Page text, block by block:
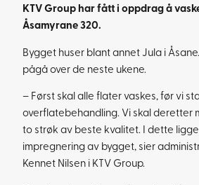
KTV Group har fått i oppdrag å
Åsamyrane 320.
Bygget huser blant annet Jula i
pågå over de neste ukene.
– Først skal alle flater vaskes, før vi
overflatebehandling. Vi skal deretter
to strøk av beste kvalitet. I dette
impregnering av bygget, sier
Kennet Nilsen i KTV Group.